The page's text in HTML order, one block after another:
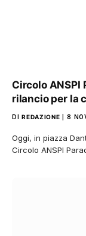
Circolo ANSPI
rilancio per la
DI REDAZIONE 8
Oggi, in piazza
Circolo ANSPI